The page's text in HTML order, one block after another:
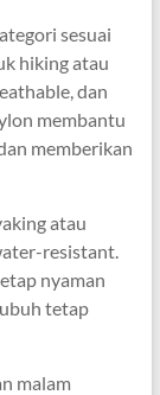
sesuai
hiking atau
dan
membantu
memberikan
atau
resistant.
nyaman
tetap
malam